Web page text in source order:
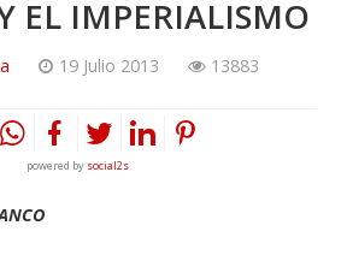
EL IMPERIALISMO
19 Julio 2013 13883
powered by social2s